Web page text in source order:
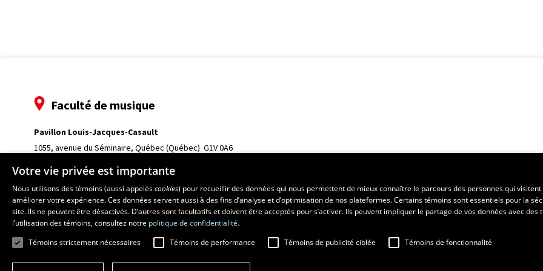
Faculté de musique
Pavillon Louis-Jacques-Casault
1055, avenue du Séminaire, Québec (Québec)  G1V 0A6
Votre vie privée est importante
Nous utilisons des témoins (aussi appeléscookies) pour recueillir des données qui nous permettent de mieux connaître le parcours des personnes qui
améliorer votre expérience. Ces données servent aussi à des fins d’analyse et d’optimisation de nos plateformes. Certains témoins sont essentiels pour la
site. Ils ne peuvent être désactivés. D’autres sont facultatifs et doivent être acceptés pour s’activer. Ils peuvent impliquer le partage de vos données avec des
l’utilisation des témoins, consultez notre politique de confidentialité.
Témoins strictement nécessaires
Témoins de performance Témoins de publicité ciblée Témoins de fonctionnalité